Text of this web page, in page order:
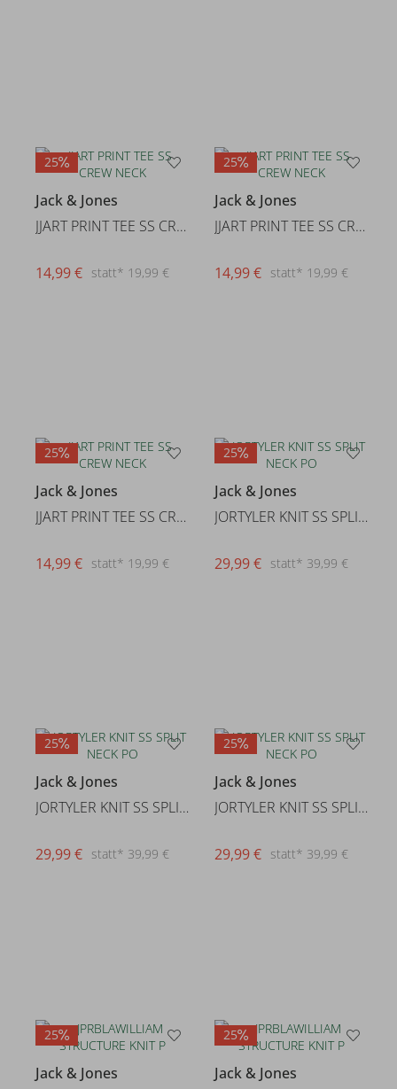
25
Jack & Jones
JJART PRINT TEE SS CREW NECK
statt* 19,99 €
14,99 €
25
Jack & Jones
JJART PRINT TEE SS CREW NECK
statt* 19,99 €
14,99 €
25
Jack & Jones
JJART PRINT TEE SS CREW NECK
statt* 19,99 €
14,99 €
25
Jack & Jones
JORTYLER KNIT SS SPLIT NECK PO
statt* 39,99 €
29,99 €
25
Jack & Jones
JORTYLER KNIT SS SPLIT NECK PO
statt* 39,99 €
29,99 €
25
Jack & Jones
JORTYLER KNIT SS SPLIT NECK PO
statt* 39,99 €
29,99 €
25
Jack & Jones
25
Jack & Jones